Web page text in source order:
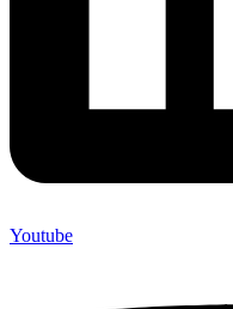
Youtube